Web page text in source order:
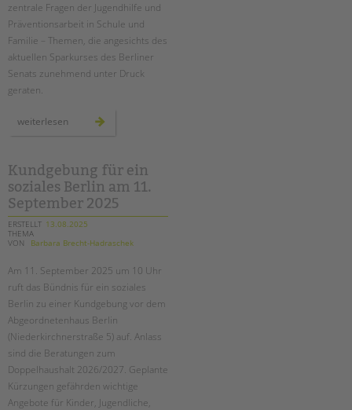
Zertfikatskurse
Seminarkalender
Seminarräume
STADTTEILARBEIT
PROFIL | LEITBILD
Kinder- und Jugendschutz
Unsere Videos
Gesellschafter VdK
schoolcoach BTL
tandem international
KARRIERE
Stellenangebote
tandem als Arbeitgeberin
NEWS/BLOG
unkuerzbar
Briefe an Kai
zentrale Fragen der Jugendhilfe und
Präventionsarbeit in Schule und
Familie – Themen, die angesichts des
aktuellen Sparkurses des Berliner
Senats zunehmend unter Druck
geraten.
weiterlesen
familie“
im
city
kino
wedding
Kundgebung für ein
soziales Berlin am 11.
September 2025
ERSTELLT 13.08.2025
THEMA
VON
Barbara Brecht-Hadraschek
Am 11. September 2025 um 10 Uhr
ruft das Bündnis für ein soziales
Berlin zu einer Kundgebung vor dem
Abgeordnetenhaus Berlin
(Niederkirchnerstraße 5) auf. Anlass
sind die Beratungen zum
Doppelhaushalt 2026/2027. Geplante
Kürzungen gefährden wichtige
Angebote für Kinder, Jugendliche,